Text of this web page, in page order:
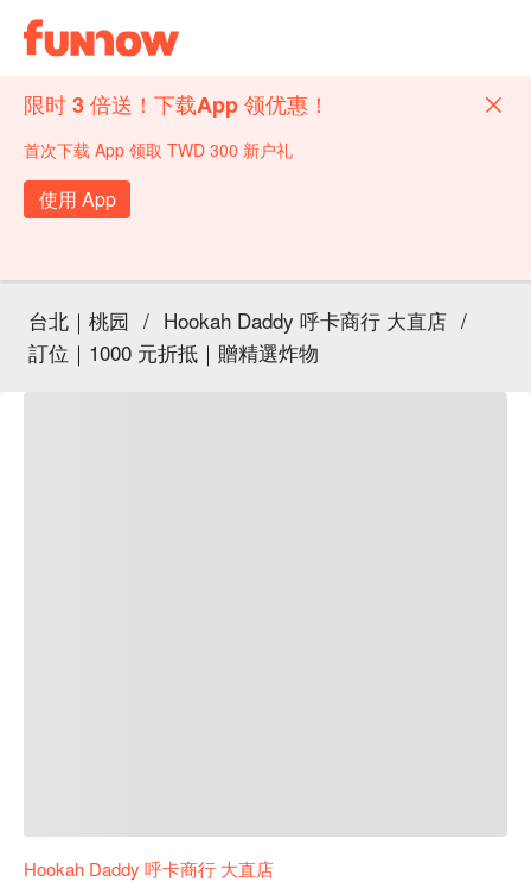
限时 3 倍送！下载App 领优惠！
首次下载 App 领取 TWD 300 新户礼
使用 App
台北｜桃园 / Hookah Daddy 呼卡商行 大直店 /
訂位｜1000 元折抵｜贈精選炸物
Hookah Daddy 呼卡商行 大直店